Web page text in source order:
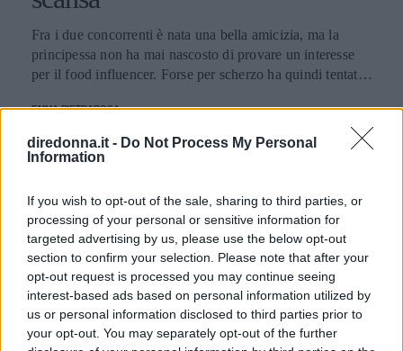
diredonna.it - Do Not Process My Personal
Information
If you wish to opt-out of the sale, sharing to third parties, or
processing of your personal or sensitive information for
targeted advertising by us, please use the below opt-out
section to confirm your selection. Please note that after your
opt-out request is processed you may continue seeing
interest-based ads based on personal information utilized by
us or personal information disclosed to third parties prior to
your opt-out. You may separately opt-out of the further
Fra i due concorrenti è nata una bella amicizia, ma la
principessa non ha mai nascosto di provare un interesse
per il food influencer. Forse per scherzo ha quindi tentato
EMMA PIETRAROSA